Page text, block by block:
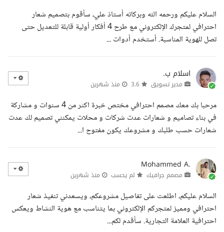
السلام عليكم ورحمه الله وبركاته أستاذ علي، سأقوم بتصميم شعار
احترافي لمتجرك الإلكتروني مع طرح 4 أفكار أولية قابلة للتعديل حتى
تصل للهوية المناسبة. أستخدم أدوات ...
اسلام ب.
مدير تسويق منذ شهرين
مرحبا بك معك مصمم احترافي مختص خبرة اكثر من 4 سنوات و مشاركة
في بناء تصاميم و شعارات عدت شركات و محلات يمكنني تصميم لك عدت
شعارات حسب طلبك و مشروعك يكون مفتوح ا...
Mohammed A.
مصمم جرافيك لم يحسب منذ شهرين
السلام عليكم، اطلعت على تفاصيل مشروعكم، ويسعدني تنفيذ شعار
احترافي ومميز لمتجركم الإلكتروني بما يتناسب مع هوية النشاط ويعكس
احترافية العلامة التجارية. سأقدم لكم...